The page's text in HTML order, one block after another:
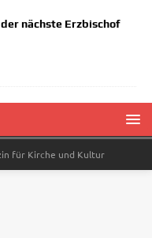
nächste Erzbischof
für Kirche und Kultur